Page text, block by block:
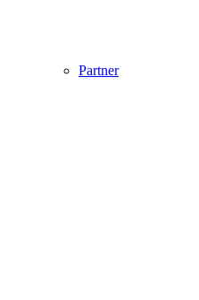
Partner